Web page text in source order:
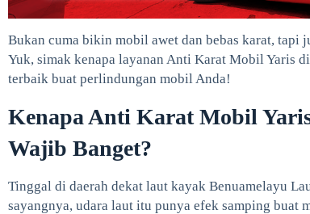
Bukan cuma bikin mobil awet dan bebas karat, tapi
Yuk, simak kenapa layanan Anti Karat Mobil Yaris
terbaik buat perlindungan mobil Anda!
Kenapa Anti Karat Mobil
Wajib Banget?
Tinggal di daerah dekat laut kayak Benuamelayu
sayangnya, udara laut itu punya efek samping buat